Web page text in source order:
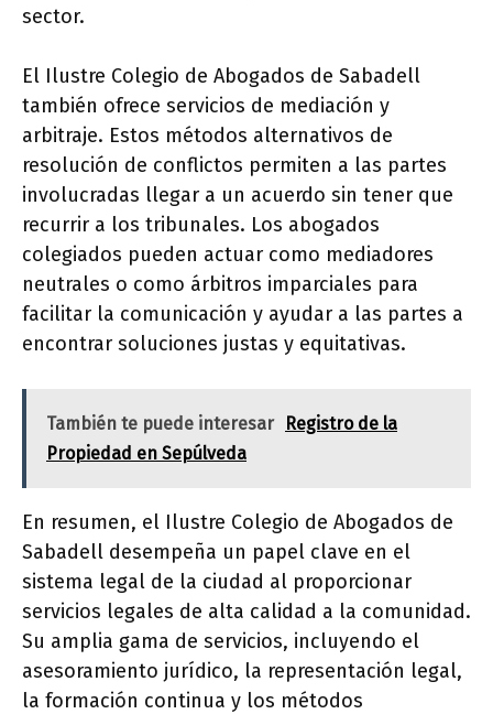
sector.
El Ilustre Colegio de Abogados de Sabadell
también ofrece servicios de mediación y
arbitraje. Estos métodos alternativos de
resolución de conflictos permiten a las partes
involucradas llegar a un acuerdo sin tener que
recurrir a los tribunales. Los abogados
colegiados pueden actuar como mediadores
neutrales o como árbitros imparciales para
facilitar la comunicación y ayudar a las partes a
encontrar soluciones justas y equitativas.
También te puede interesar
Registro de la
Propiedad en Sepúlveda
En resumen, el Ilustre Colegio de Abogados de
Sabadell desempeña un papel clave en el
sistema legal de la ciudad al proporcionar
servicios legales de alta calidad a la comunidad.
Su amplia gama de servicios, incluyendo el
asesoramiento jurídico, la representación legal,
la formación continua y los métodos